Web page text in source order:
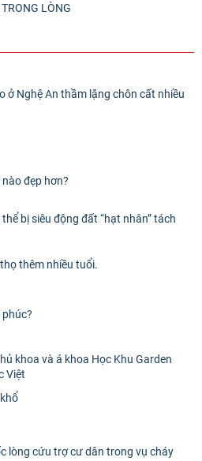
LÒNG
ở Nghệ An thầm lặng chôn cất nhiều
đẹp hơn?
bị siêu động đất “hạt nhân” tách
thêm nhiều tuổi.
khoa và á khoa Học Khu Garden
Việt
lòng cứu trợ cư dân trong vụ cháy